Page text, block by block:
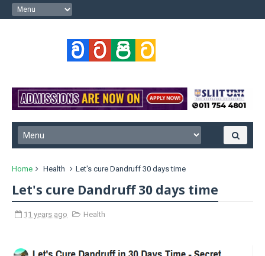
Home Health Let's cure Dandruff 30 days time
Let's cure Dandruff 30 days time
11 years ago Health